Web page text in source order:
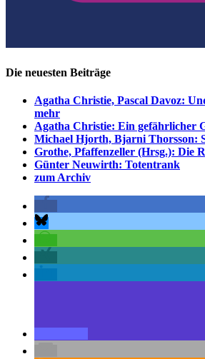
Die neuesten Beiträge
Agatha Christie, Pascal Davoz:
mehr
Agatha Christie: Ein gefährlicher
Michael Hjorth, Bjarni Thorsson:
Grothe, Pfaffenzeller (Hrsg.): Die
Günter Neuwirth: Totentrank
zum Archiv